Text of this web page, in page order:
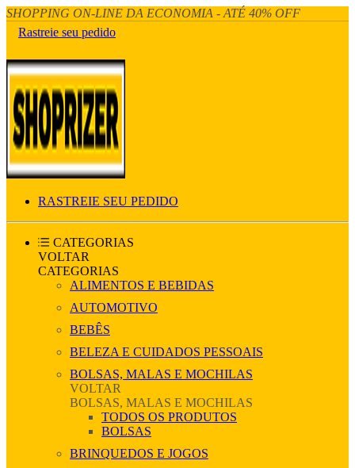
SHOPPING ON-LINE DA ECONOMIA - ATÉ 40% OFF
Rastreie seu pedido
RASTREIE SEU PEDIDO
CATEGORIAS
VOLTAR
CATEGORIAS
ALIMENTOS E BEBIDAS
AUTOMOTIVO
BEBÊS
BELEZA E CUIDADOS PESSOAIS
BOLSAS, MALAS E MOCHILAS
VOLTAR
BOLSAS, MALAS E MOCHILAS
TODOS OS PRODUTOS
BOLSAS
BRINQUEDOS E JOGOS